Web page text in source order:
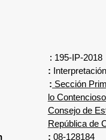
195-IP-2018
:
: Sección
lo
Consejo de
República de
: 08-128184